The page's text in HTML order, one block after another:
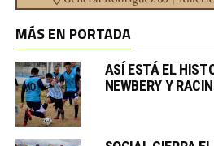
MÁS EN PORTADA
ASÍ ESTÁ EL
NEWBERY Y